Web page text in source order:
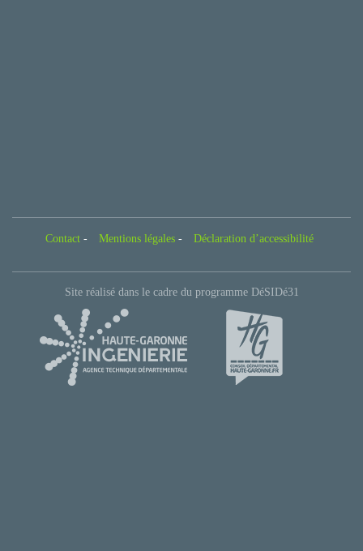
Contact - Mentions légales - Déclaration d’accessibilité
Site réalisé dans le cadre du programme DéSIDé31